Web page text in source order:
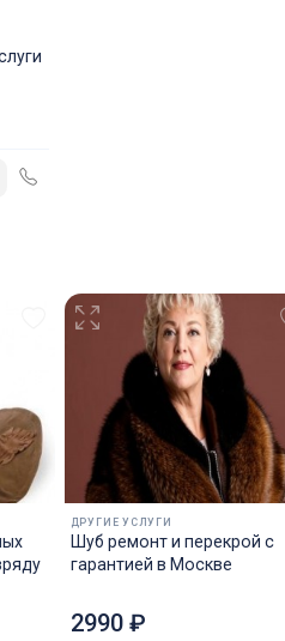
ДРУГИЕ УСЛУГИ
Шуб ремонт и перекрой с
гарантией в Москве
2990 ₽